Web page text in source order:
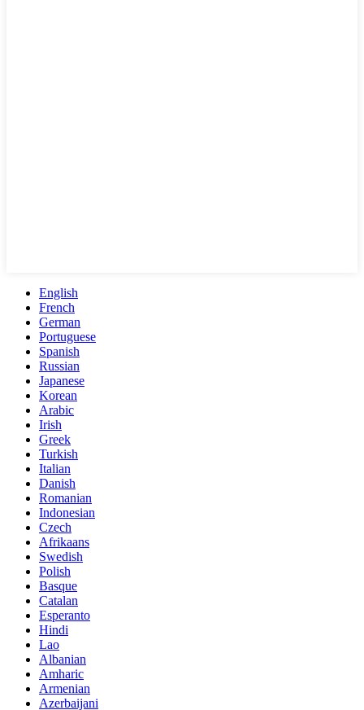
English
French
German
Portuguese
Spanish
Russian
Japanese
Korean
Arabic
Irish
Greek
Turkish
Italian
Danish
Romanian
Indonesian
Czech
Afrikaans
Swedish
Polish
Basque
Catalan
Esperanto
Hindi
Lao
Albanian
Amharic
Armenian
Azerbaijani